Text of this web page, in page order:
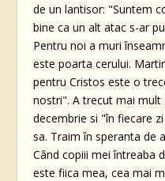
de un lantisor: "Suntem
bine ca un alt atac s-ar
Pentru noi a muri
este poarta cerului.
pentru Cristos este o
nostri". A trecut mai mult
decembrie si "în fiecare
sa. Traim în speranta de
Când copiii mei întreaba
este fiica mea, cea mai